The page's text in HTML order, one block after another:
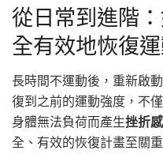
從日常到進階
全有效地恢復
長時間不運動後，重新啟
復到之前的運動強度，不
身體無法負荷而產生挫折感
全、有效的恢復計畫至關